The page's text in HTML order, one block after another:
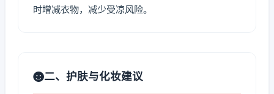
时增减衣物，减少受凉风险。
二、护肤与化妆建议